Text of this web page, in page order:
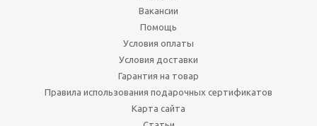
Вакансии
Помощь
Условия оплаты
Условия доставки
Гарантия на товар
Правила использования подарочных сертификатов
Карта сайта